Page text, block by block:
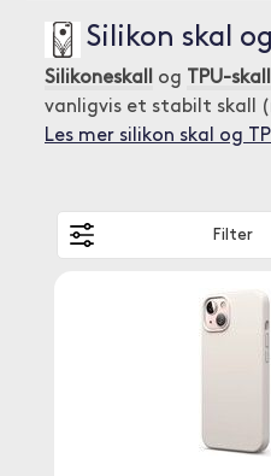
Silikon skal
Silikoneskall og TPU-skall
vanligvis et stabilt skall
Les mer silikon skal og
Filter